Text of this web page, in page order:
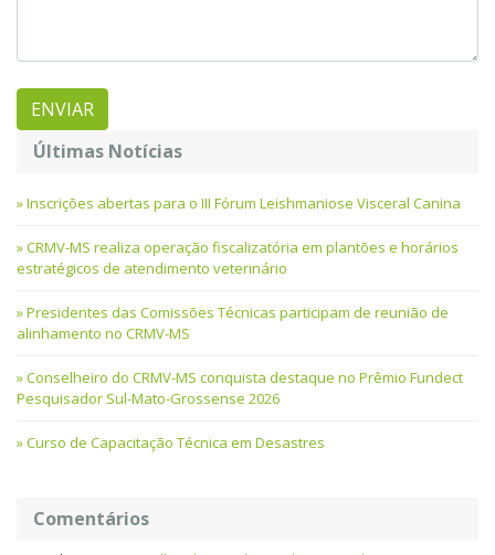
Últimas Notícias
Inscrições abertas para o III Fórum Leishmaniose Visceral Canina
CRMV-MS realiza operação fiscalizatória em plantões e horários
estratégicos de atendimento veterinário
Presidentes das Comissões Técnicas participam de reunião de
alinhamento no CRMV-MS
Conselheiro do CRMV-MS conquista destaque no Prêmio Fundect
Pesquisador Sul-Mato-Grossense 2026
Curso de Capacitação Técnica em Desastres
Comentários